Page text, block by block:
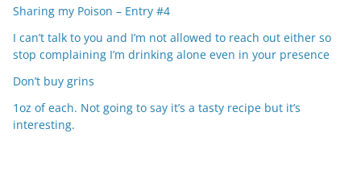
Sharing my Poison – Entry #4
I can’t talk to you and I’m not allowed to reach out either so
stop complaining I’m drinking alone even in your presence
Don’t buy grins
1oz of each. Not going to say it’s a tasty recipe but it’s
interesting.